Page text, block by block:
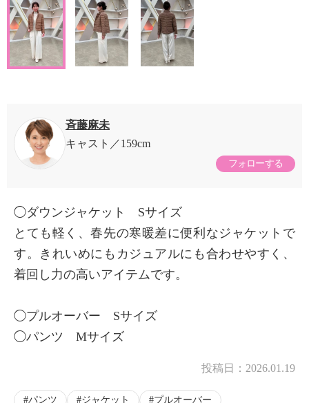
斉藤麻未
キャスト
159cm
フォローする
◯ダウンジャケット Sサイズ
とても軽く、春先の寒暖差に便利なジャケットで
す。きれいめにもカジュアルにも合わせやすく、
着回し力の高いアイテムです。
◯プルオーバー Sサイズ
◯パンツ Mサイズ
投稿日： 2026.01.19
パンツ ジャケット
プルオーバー